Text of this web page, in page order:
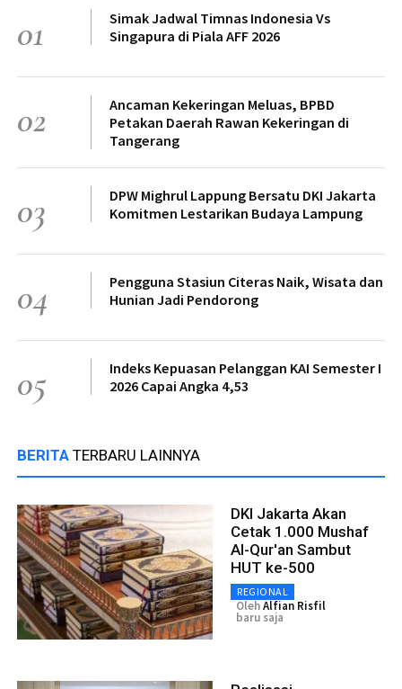
01
Simak Jadwal Timnas Indonesia Vs
Singapura di Piala AFF 2026
02
Ancaman Kekeringan Meluas, BPBD
Petakan Daerah Rawan Kekeringan di
Tangerang
03
DPW Mighrul Lappung Bersatu DKI Jakarta
Komitmen Lestarikan Budaya Lampung
04
Pengguna Stasiun Citeras Naik, Wisata dan
Hunian Jadi Pendorong
05
Indeks Kepuasan Pelanggan KAI Semester I
2026 Capai Angka 4,53
BERITA TERBARU LAINNYA
DKI Jakarta Akan
Cetak 1.000 Mushaf
Al-Qur'an Sambut
HUT ke-500
REGIONAL
OlehAlfian Risfil
baru saja